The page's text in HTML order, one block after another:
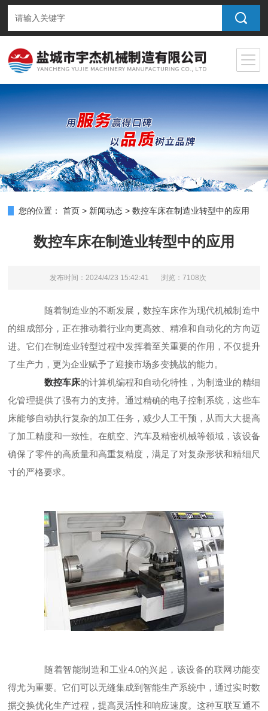
您的位置： 首页 > 新闻动态 >数控车床在制造业转型中的应用
数控车床在制造业转型中的应用
发布时间：2024/4/23 15:42:41 浏览：7108次
随着制造业的不断发展，数控车床作为现代机械制造中
的组成部分，正在推动着行业向更高效、精准和自动化的方向迈
进。它们在制造业转型过程中发挥着至关重要的作用，不仅提升
了生产力，更为企业赋予了迎接市场多变挑战的能力。
数控车床的计算机编程和自动化特性，为制造业的精细
化管理提供了强有力的支持。通过精确的电子控制系统，这些车
床能够自动执行复杂的加工任务，减少人工干预，从而大大提高
了加工精度和一致性。在航空、汽车及精密机械等领域，该设备
确保了零件的高质量和高重复精度，满足了对复杂形状和精细尺
寸的严格要求。
随着智能制造和工业4.0的兴起，该设备的联网功能变
得尤为重要。它们可以无缝集成到智能生产系统中，通过实时数
据交换优化生产过程，提高灵活性和响应速度。这种互联互通不